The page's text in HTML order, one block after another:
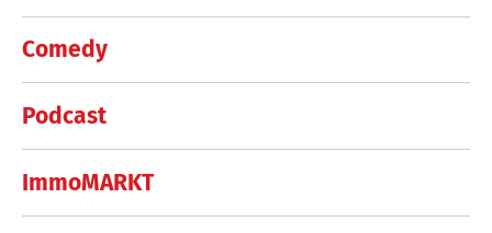
Comedy
Podcast
ImmoMARKT